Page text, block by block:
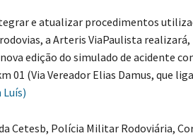
e atualizar procedimentos
a Arteris ViaPaulista
edição do simulado de acidente
01 (Via Vereador Elias Damus, que
Cetesb, Polícia Militar Rodoviária,